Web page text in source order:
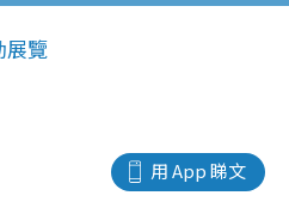
展覽
用 App 睇文